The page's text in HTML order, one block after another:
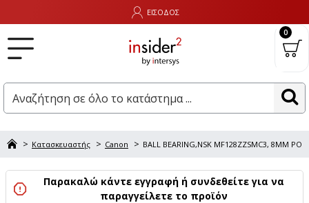
ΕΙΣΟΔΟΣ
0
Κατασκευαστής Canon BALL BEARING,NSK MF128ZZSMC3, 8MM PO
Παρακαλώ κάντε εγγραφή ή συνδεθείτε για να
παραγγείλετε το προϊόν